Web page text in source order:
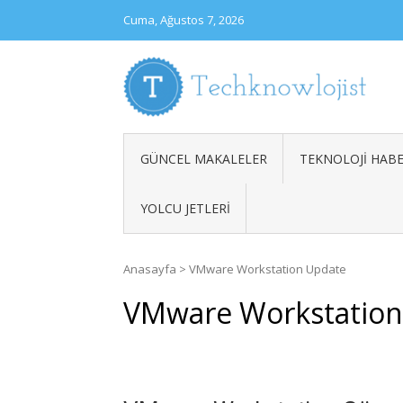
content
Cuma, Ağustos 7, 2026
GÜNCEL MAKALELER TEKNOLOJI
YOLCU JETLERI
Anasayfa > VMware Workstation Update
VMware